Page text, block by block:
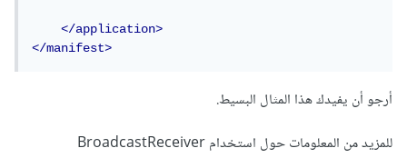
</application>
</manifest>
أرجو أن يفيدك هذا المثال البسيط.
للمزيد من المعلومات حول استخدام BroadcastReceiver